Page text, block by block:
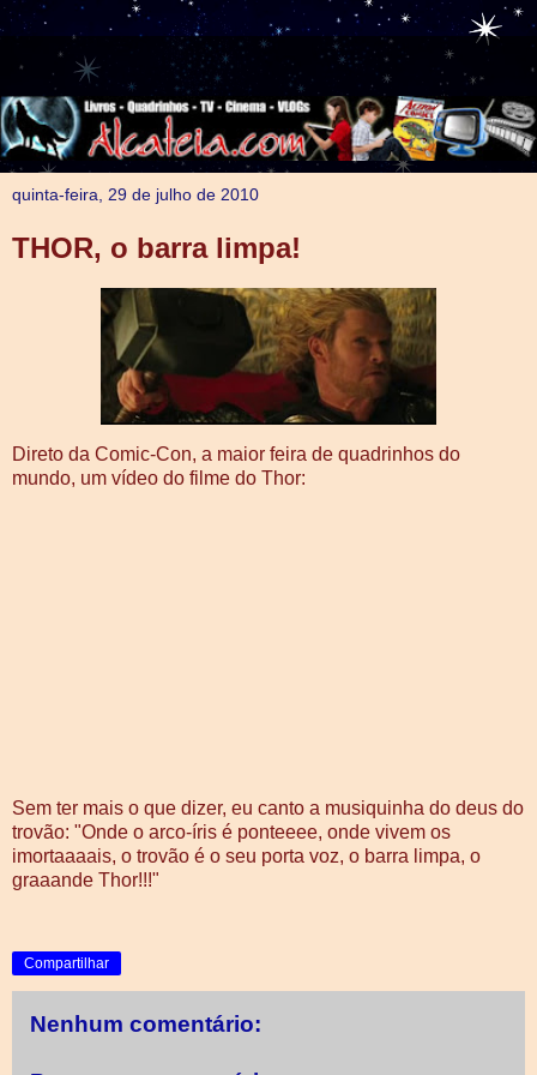
quinta-feira, 29 de julho de 2010
THOR, o barra limpa!
Direto da Comic-Con, a maior feira de quadrinhos do
mundo, um vídeo do filme do Thor:
Sem ter mais o que dizer, eu canto a musiquinha do deus do
trovão: "Onde o arco-íris é ponteeee, onde vivem os
imortaaaais, o trovão é o seu porta voz, o barra limpa, o
graaande Thor!!!"
Compartilhar
Nenhum comentário: